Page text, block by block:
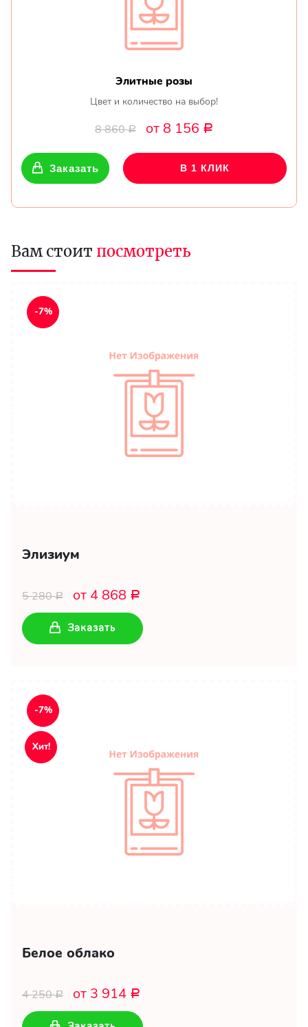
Элитные розы
Цвет и количество на выбор!
8 860Р от 8 156 Р
Заказать В 1 КЛИК
Вам стоит посмотреть
-7%
Элизиум
5 280Р от 4 868 Р
Заказать
-7%
Хит!
Белое облако
4 250Р от 3 914 Р